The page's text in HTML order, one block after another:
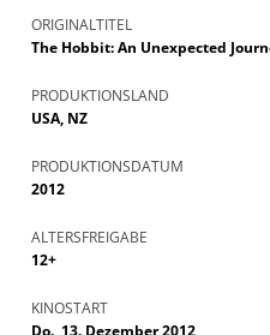
ORIGINALTITEL
The Hobbit: An Unexpected
PRODUKTIONSLAND
USA, NZ
PRODUKTIONSDATUM
2012
ALTERSFREIGABE
12+
KINOSTART
Do., 13. Dezember 2012